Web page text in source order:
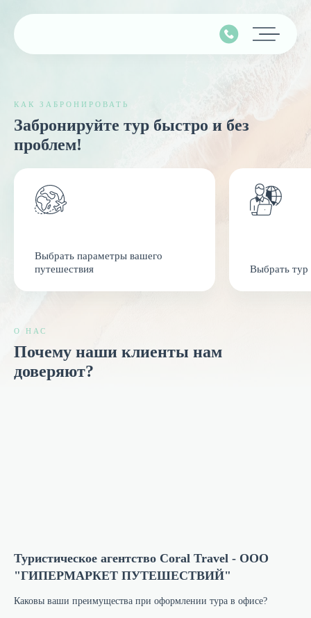
Подбор тура
Горящие туры
Контакты
Минимальные цены
Страны
Туры в ОАЭ
Туры в Таиланд
О компании
О нас
КАК ЗАБРОНИРОВАТЬ
Забронируйте тур быстро и без
проблем!
Выбрать параметры вашего
путешествия
Выбрать
О НАС
Почему наши клиенты нам
доверяют?
Туристическое агентство Coral Travel - ООО
"ГИПЕРМАРКЕТ ПУТЕШЕСТВИЙ"
Каковы ваши преимущества при оформлении тура в офисе?